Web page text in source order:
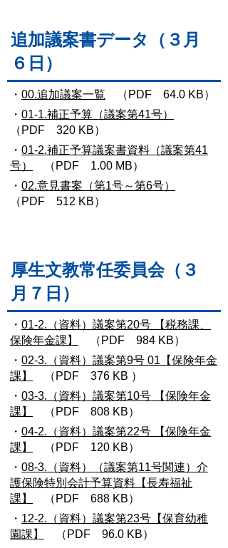
追加議案書データ（３月
６日）
・ 00.追加議案一覧 （PDF 64.0 KB）
・ 01-1.補正予算（議案第41号）
（PDF 320 KB）
・ 01-2.補正予算議案書資料（議案第41
号）
（PDF 1.00 MB）
・ 02.意見書案（第1号～第6号）
（PDF 512 KB）
厚生文教常任委員会（３
月７日）
・ 01-2.（資料）議案第20号 【税務課、
保険年金課】
（PDF 984 KB）
・ 02-3.（資料）議案第9号 01【保険年金
課】
（PDF 376 KB ）
・ 03-3.（資料）議案第10号 【保険年金
課】
（PDF 808 KB）
・ 04-2.（資料）議案第22号 【保険年金
課】
（PDF 120 KB）
・ 08-3.（資料）（議案第11号関連）介
護保険特別会計予算資料【長寿福祉
課】
（PDF 688 KB）
・ 12-2.（資料）議案第23号【保育幼稚
園課】
（PDF 96.0 KB）